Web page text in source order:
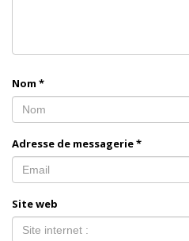
Nom *
Adresse de messagerie*
Site web